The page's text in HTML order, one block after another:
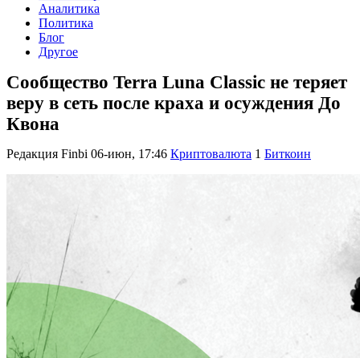
Аналитика
Политика
Блог
Другое
Сообщество Terra Luna Classic не теряет
веру в сеть после краха и осуждения До
Квона
Редакция Finbi 06-июн, 17:46 Криптовалюта 1 Биткоин